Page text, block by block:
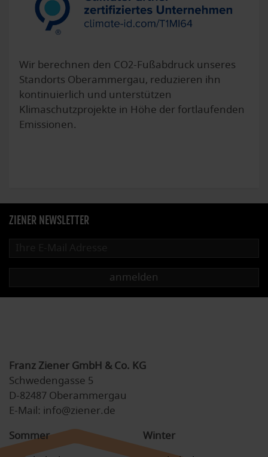
Wir berechnen den CO2-Fußabdruck unseres
Standorts Oberammergau, reduzieren ihn
kontinuierlich und unterstützen
Klimaschutzprojekte in Höhe der fortlaufenden
Emissionen.
ZIENER NEWSLETTER
anmelden
Franz Ziener GmbH & Co. KG
Schwedengasse 5
D-82487 Oberammergau
E-Mail: info@ziener.de
Sommer
Winter